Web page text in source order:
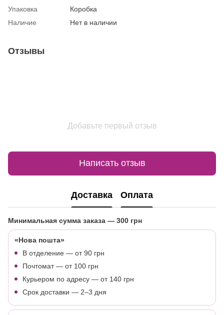
Упаковка
Коробка
Наличие
Нет в наличии
Отзывы
Добавьте первый отзыв
Написать отзыв
Доставка Оплата
Минимальная сумма заказа — 300 грн
«Нова пошта»
В отделение — от 90 грн
Почтомат — от 100 грн
Курьером по адресу — от 140 грн
Срок доставки — 2–3 дня